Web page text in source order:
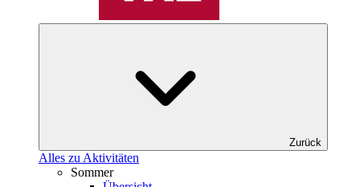
Zurück
Alles zu Aktivitäten
Sommer